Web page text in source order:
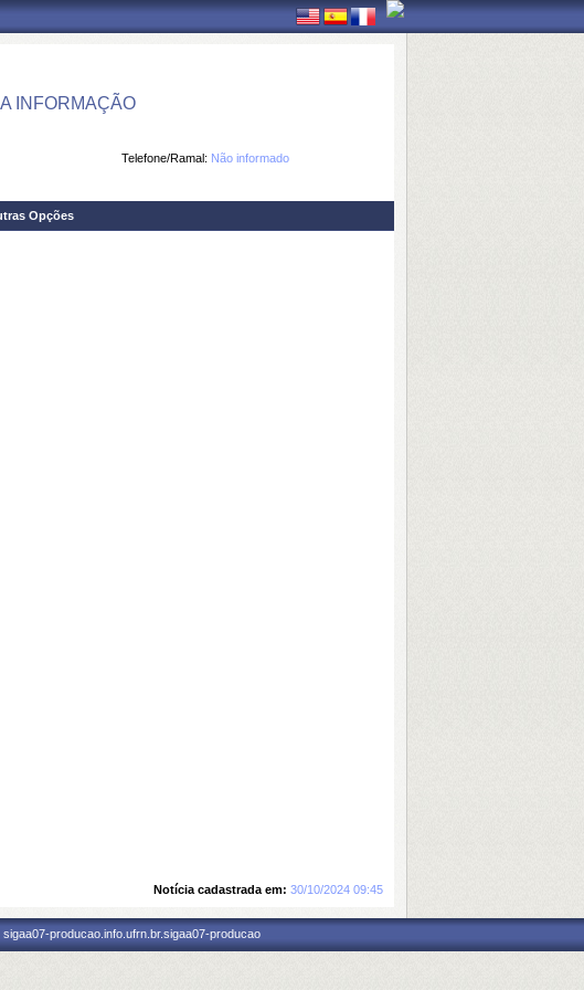
INFORMAÇÃO
Telefone/Ramal: Não informado
Opções
Notícia cadastrada em: 30/10/2024 09:45
producao.info.ufrn.br.sigaa07-producao